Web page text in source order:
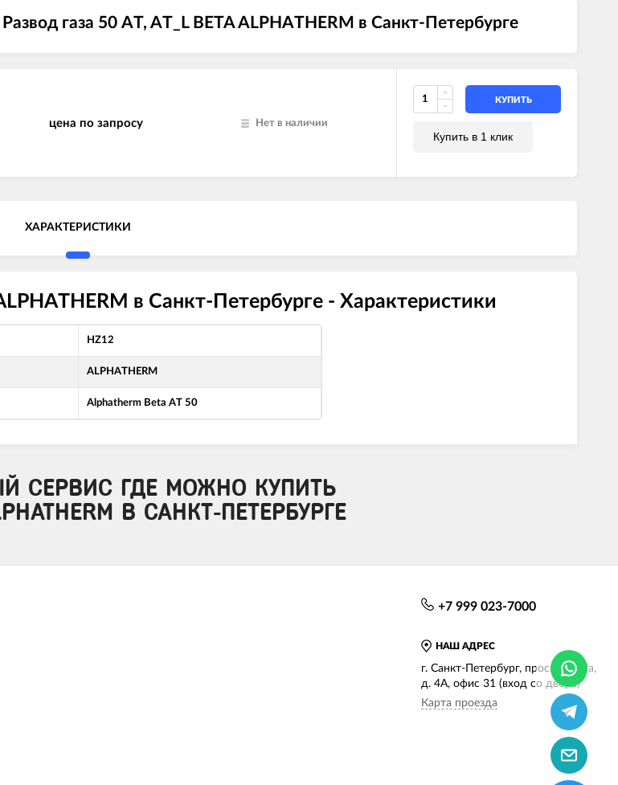
газа 50 AT, AT_L BETA ALPHATHERM в Санкт-Петербурге
цена по запросу Нет в наличии
КУПИТЬ
Купить в 1 клик
ХАРАКТЕРИСТИКИ
в Санкт-Петербурге - Характеристики
HZ12
ALPHATHERM
Alphatherm Beta AT 50
СЕРВИС ГДЕ МОЖНО КУПИТЬ
В САНКТ-ПЕТЕРБУРГЕ
НАШ АДРЕС
г. Санкт-Петербург, просп. КИМа,
д. 4А, офис 31 (вход со двора)
Карта проезда
+7 999 023-7000